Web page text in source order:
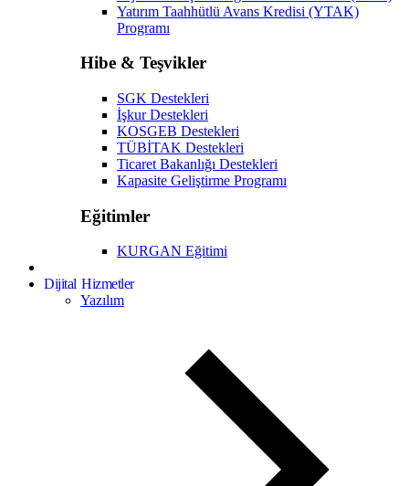
Yatırım Taahhütlü Avans Kredisi (YTAK)
Programı
Hibe & Teşvikler
SGK Destekleri
İşkur Destekleri
KOSGEB Destekleri
TÜBİTAK Destekleri
Ticaret Bakanlığı Destekleri
Kapasite Geliştirme Programı
Eğitimler
KURGAN Eğitimi
Dijital Hizmetler
Yazılım